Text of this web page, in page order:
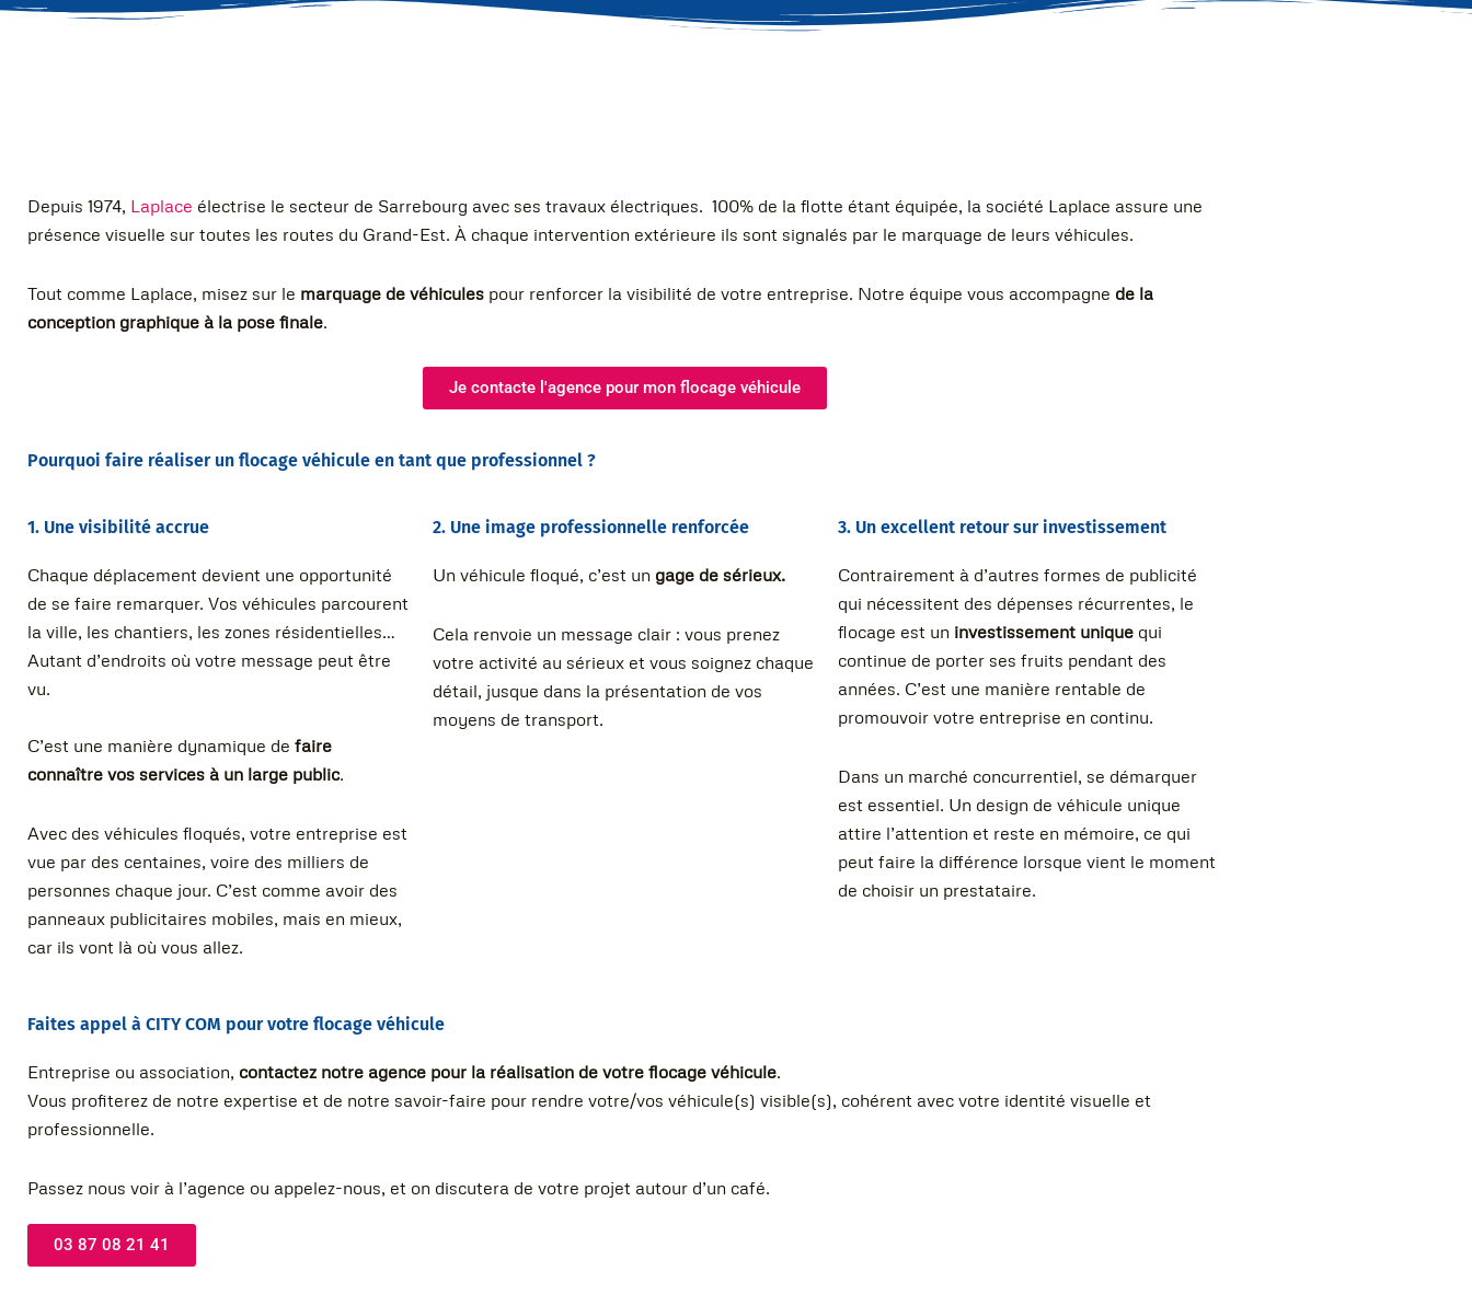
Depuis 1974, Laplace électrise le secteur de Sarrebourg avec ses travaux électriques. 100% de la flotte étant équipée, la société Laplace assure une
présence visuelle sur toutes les routes du Grand-Est. À chaque intervention extérieure ils sont signalés par le marquage de leurs véhicules.
Tout comme Laplace, misez sur le marquage de véhicules pour renforcer la visibilité de votre entreprise. Notre équipe vous accompagne de la
conception graphique à la pose finale.
Je contacte l'agence pour mon flocage véhicule
Pourquoi faire réaliser un flocage véhicule en tant que professionnel ?
1. Une visibilité accrue
Chaque déplacement devient une opportunité
de se faire remarquer. Vos véhicules parcourent
la ville, les chantiers, les zones résidentielles…
Autant d’endroits où votre message peut être
vu.
C’est une manière dynamique de faire
connaître vos services à un large public.
Avec des véhicules floqués, votre entreprise est
vue par des centaines, voire des milliers de
personnes chaque jour. C’est comme avoir des
panneaux publicitaires mobiles, mais en mieux,
car ils vont là où vous allez.
2. Une image professionnelle renforcée
Un véhicule floqué, c’est un gage de sérieux.
Cela renvoie un message clair : vous prenez
votre activité au sérieux et vous soignez chaque
détail, jusque dans la présentation de vos
moyens de transport.
3. Un excellent retour sur investissement
Contrairement à d’autres formes de publicité
qui nécessitent des dépenses récurrentes, le
flocage est un investissement unique qui
continue de porter ses fruits pendant des
années. C’est une manière rentable de
promouvoir votre entreprise en continu.
Dans un marché concurrentiel, se démarquer
est essentiel. Un design de véhicule unique
attire l’attention et reste en mémoire, ce qui
peut faire la différence lorsque vient le moment
de choisir un prestataire.
Faites appel à CITY COM pour votre flocage véhicule
Entreprise ou association, contactez notre agence pour la réalisation de votre flocage véhicule.
Vous profiterez de notre expertise et de notre savoir-faire pour rendre votre/vos véhicule(s) visible(s), cohérent avec votre identité visuelle et
professionnelle.
Passez nous voir à l’agence ou appelez-nous, et on discutera de votre projet autour d’un café.
03 87 08 21 41